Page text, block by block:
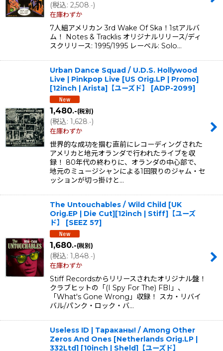
(税込: 2,508.-)
在庫わずか
7人組アメリカン 3rd Wake Of Ska！1stアルバ
ム！ Notes & Tracklis オリジナルリリース/ディ
スクリリース: 1995/1995 レーベル: Solo…
Urban Dance Squad / U.D.S. Hollywood
Live | Pinkpop Live [US Orig.LP | Promo]
[12inch | Arista]【ユーズド】
[ADP-2099]
1,480.-(税別)
(税込: 1,628 .-)
在庫わずか
世界的な成功を掴む直前にレコーディングされた
アメリカと地元オランダで行われたライブを収
録！ 80年代の終わりに、オランダの中心部で、
地元のミュージシャンによる1回限りのジャム・セ
ッションが切っ掛けと…
The Untouchables / Wild Child [UK
Orig.EP | Die Cut][12inch | Stiff]【ユーズ
ド】
[SEEZ 57]
1,680.-(税別)
(税込: 1,848 .-)
在庫わずか
Stiff Recordsからリリースされたオリジナル盤！
クラブヒットの「(I Spy For The) FBI」、
「What's Gone Wrong」収録！ スカ・リバイ
バル/パンク・ロック・バ…
Useless ID | Тараканы! / Among Other
Zeros And Ones [Netherlands Orig.LP |
332Ltd] [10inch | Sheld]【ユーズド】